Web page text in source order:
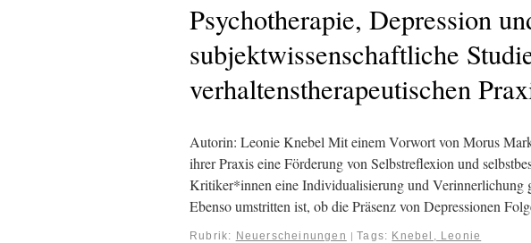
Psychotherapie, Depression
subjektwissenschaftliche
verhaltenstherapeutischen
Autorin: Leonie Knebel Mit einem Vorwort von Morus
ihrer Praxis eine Förderung von Selbstreflexion und
Kritiker*innen eine Individualisierung und Verinnerlichung
Ebenso umstritten ist, ob die Präsenz von Depressionen
Rubrik: Neuerscheinungen | Tags: Knebel, Leonie